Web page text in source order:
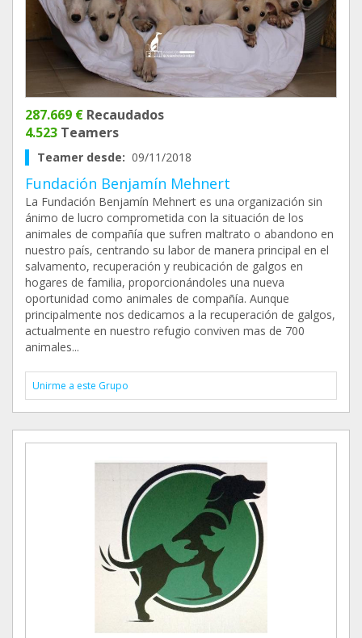
287.669 € Recaudados
4.523 Teamers
Teamer desde: 09/11/2018
Fundación Benjamín Mehnert
La Fundación Benjamín Mehnert es una organización sin
ánimo de lucro comprometida con la situación de los
animales de compañía que sufren maltrato o abandono en
nuestro país, centrando su labor de manera principal en el
salvamento, recuperación y reubicación de galgos en
hogares de familia, proporcionándoles una nueva
oportunidad como animales de compañía. Aunque
principalmente nos dedicamos a la recuperación de galgos,
actualmente en nuestro refugio conviven mas de 700
animales...
Unirme a este Grupo